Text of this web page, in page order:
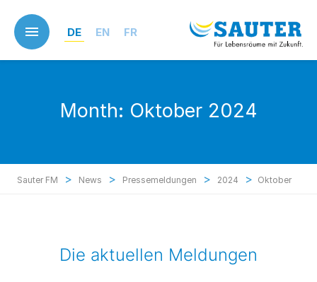
main
content
DE EN FR
Month: Oktober 2024
Sauter FM > News > Pressemeldungen > 2024 > Oktober
Die aktuellen Meldungen